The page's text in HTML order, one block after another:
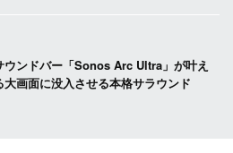
ウンドバー「Sonos Arc Ultra」が叶え
大画面に没入させる本格サラウンド